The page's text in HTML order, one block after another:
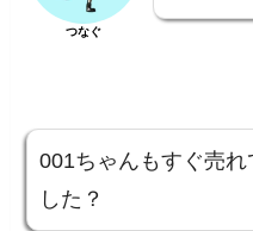
つなぐ
001ちゃんもすぐ売
した？